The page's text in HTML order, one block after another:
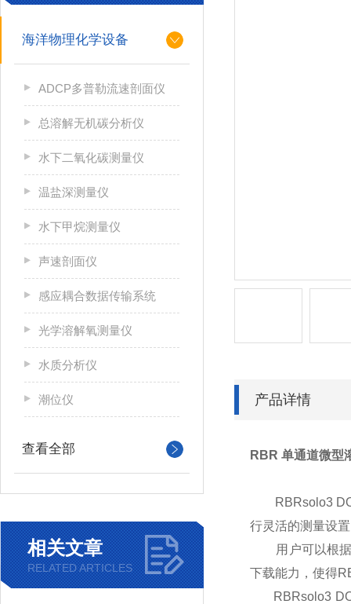
海洋物理化学设备
ADCP多普勒流速剖面仪
总溶解无机碳分析仪
水下二氧化碳测量仪
温盐深测量仪
水下甲烷测量仪
声速剖面仪
感应耦合数据传输系统
光学溶解氧测量仪
水质分析仪
潮位仪
查看全部
相关文章
RELATED ARTICLES
产品详情
RBR 单通道微型
RBRsolo3 DO
行灵活的测量设
用户可以根据
下载能力，使得
RBRsolo3 DO